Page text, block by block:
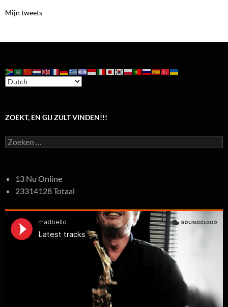
Mijn tweets
ZOEKT, EN GIJ ZULT VINDEN!!!
Zoeken
naar:
13 Nu Online
23314128 Totaal